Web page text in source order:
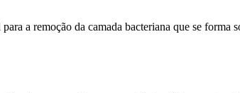
a remoção da camada bacteriana que se forma